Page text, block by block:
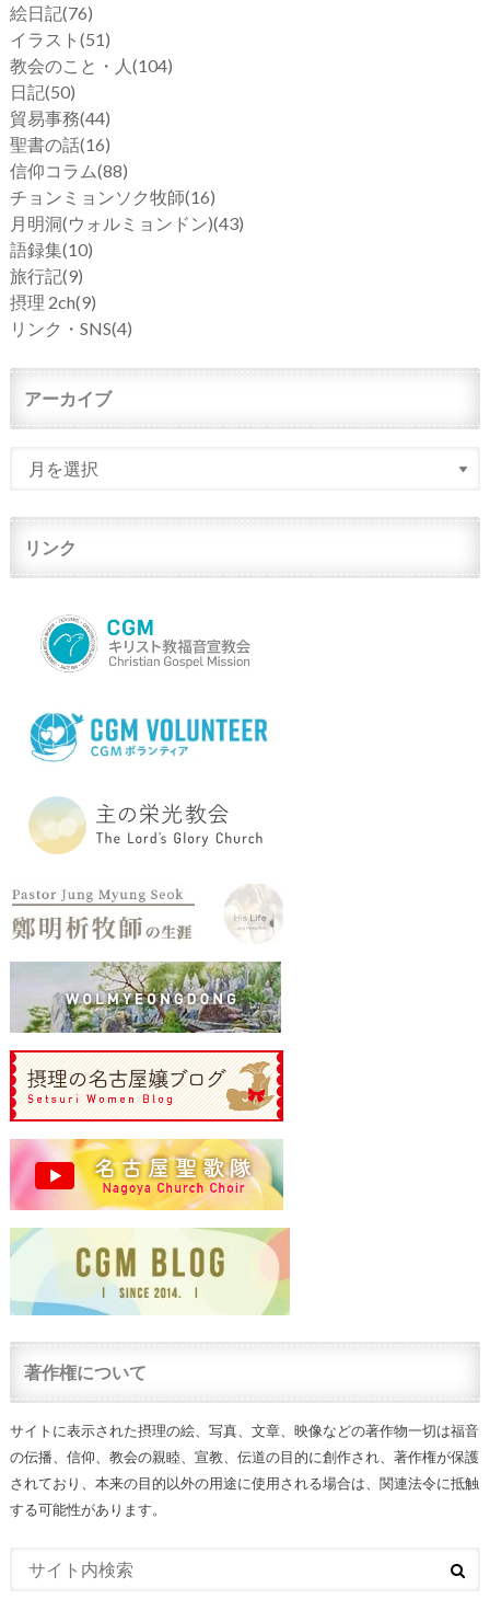
絵日記(76)
イラスト (51)
教会のこと・人 (104)
日記(50)
貿易事務(44)
聖書の話(16)
信仰コラム(88)
チョンミョンソク牧師(16)
月明洞(ウォルミョンドン)(43)
語録集(10)
旅行記(9)
摂理 2ch(9)
リンク・SNS(4)
アーカイブ
リンク
著作権について
サイトに表示された摂理の絵、写真、文章、映像などの著作物一切は福音
の伝播、信仰、教会の親睦、宣教、伝道の目的に創作され、著作権が保護
されており、本来の目的以外の用途に使用される場合は、関連法令に抵触
する可能性があります。